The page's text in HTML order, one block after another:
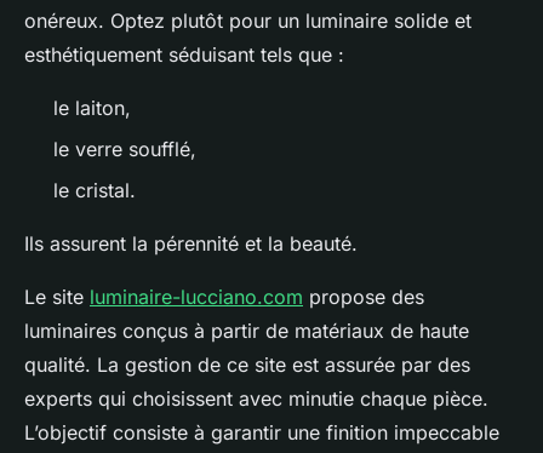
onéreux. Optez plutôt pour un luminaire solide et
esthétiquement séduisant tels que :
le laiton,
le verre soufflé,
le cristal.
Ils assurent la pérennité et la beauté.
Le site luminaire-lucciano.com propose des
luminaires conçus à partir de matériaux de haute
qualité. La gestion de ce site est assurée par des
experts qui choisissent avec minutie chaque pièce.
L’objectif consiste à garantir une finition impeccable